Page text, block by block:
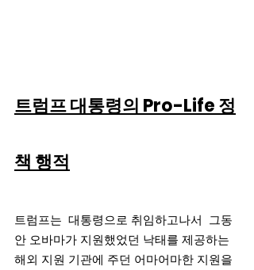
트럼프 대통령의 Pro-Life 정
책 행적
트럼프는  대통령으로 취임하고나서  그동
안 오바마가 지원했었던 낙태를 제공하는
해외 지원 기관에 주던 어마어마한 지원을